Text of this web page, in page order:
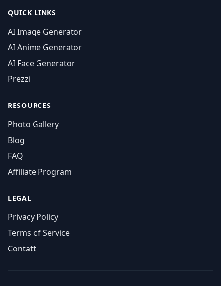
QUICK LINKS
AI Image Generator
AI Anime Generator
AI Face Generator
Prezzi
RESOURCES
Photo Gallery
Blog
FAQ
Affiliate Program
LEGAL
Privacy Policy
Terms of Service
Contatti